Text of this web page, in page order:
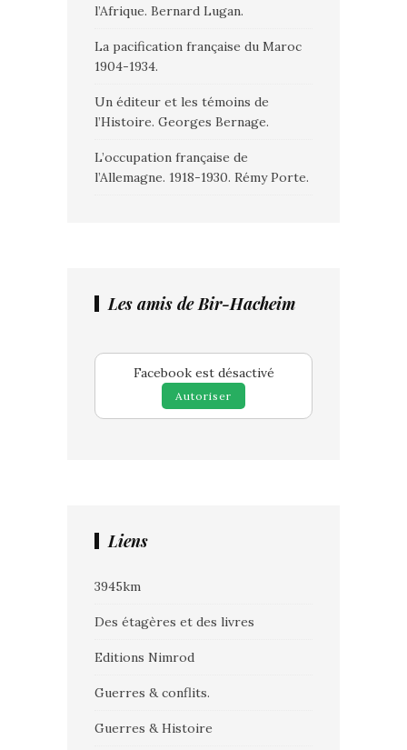
l’Afrique. Bernard Lugan.
La pacification française du Maroc
1904-1934.
Un éditeur et les témoins de
l’Histoire. Georges Bernage.
L’occupation française de
l’Allemagne. 1918-1930. Rémy Porte.
Les amis de Bir-Hacheim
Facebook est désactivé
Autoriser
Liens
3945km
Des étagères et des livres
Editions Nimrod
Guerres & conflits.
Guerres & Histoire